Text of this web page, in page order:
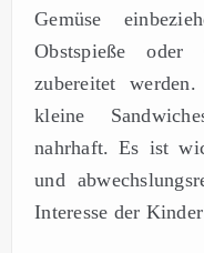
Gemüse
Obstspieße oder
zubereitet
kleine
nahrhaft. Es ist
und
Interesse der